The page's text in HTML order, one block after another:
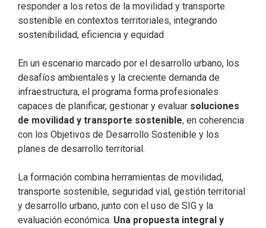
responder a los retos de la movilidad y transporte
sostenible en contextos territoriales, integrando
sostenibilidad, eficiencia y equidad
En un escenario marcado por el desarrollo urbano, los
desafíos ambientales y la creciente demanda de
infraestructura, el programa forma profesionales
capaces de planificar, gestionar y evaluar soluciones
de movilidad y transporte sostenible, en coherencia
con los Objetivos de Desarrollo Sostenible y los
planes de desarrollo territorial.
La formación combina herramientas de movilidad,
transporte sostenible, seguridad vial, gestión territorial
y desarrollo urbano, junto con el uso de SIG y la
evaluación económica. Una propuesta integral y